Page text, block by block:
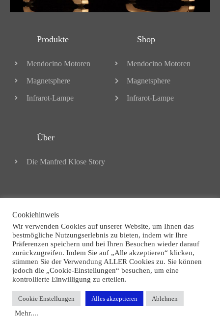
Produkte
Mendocino Motoren
Magnetsphere
Infrarot-Lampe
Shop
Mendocino Motoren
Magnetsphere
Infrarot-Lampe
Über
Die Manfred Klose Story
Powerd by
boostory – webdesign
Views: 2548
Cookiehinweis
Wir verwenden Cookies auf unserer Website, um Ihnen das
bestmögliche Nutzungserlebnis zu bieten, indem wir Ihre
Präferenzen speichern und bei Ihren Besuchen wieder darauf
zurückzugreifen. Indem Sie auf „Alle akzeptieren“ klicken,
stimmen Sie der Verwendung ALLER Cookies zu. Sie können
jedoch die „Cookie-Einstellungen“ besuchen, um eine
kontrollierte Einwilligung zu erteilen.
Cookie Enstellungen Alles akzeptieren Ablehnen
Mehr....